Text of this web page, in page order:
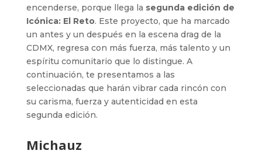
encenderse, porque llega la segunda edición de
Icónica: El Reto. Este proyecto, que ha marcado
un antes y un después en la escena drag de la
CDMX, regresa con más fuerza, más talento y un
espíritu comunitario que lo distingue. A
continuación, te presentamos a las
seleccionadas que harán vibrar cada rincón con
su carisma, fuerza y autenticidad en esta
segunda edición.
Michauz